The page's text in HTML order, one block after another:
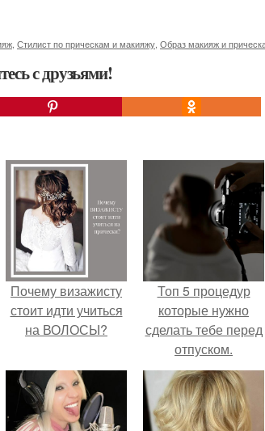
Стилист по прическам и макияжу Образ макияж и
с друзьями!
Почему визажисту
стоит идти учиться
на ВОЛОСЫ?
Топ 5 процедур
которые нужно
сделать тебе перед
отпуском.